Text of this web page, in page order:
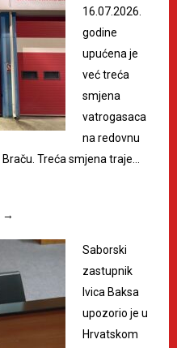
16.07.2026.
godine
upućena je
već treća
smjena
vatrogasaca
na redovnu
Treća smjena traje…
→
Saborski
zastupnik
Ivica Baksa
upozorio je u
Hrvatskom